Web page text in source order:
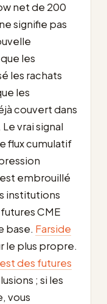
net de 200
signifie pas
les
les rachats
les
couvert dans
vrai signal
flux cumulatif
embrouillé
institutions
CME
base. Farside
le plus propre.
des futures
; si les
vous